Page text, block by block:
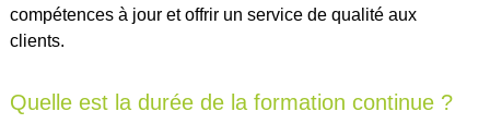
compétences à jour et offrir un service de qualité aux
clients.
Quelle est la durée de la formation continue ?